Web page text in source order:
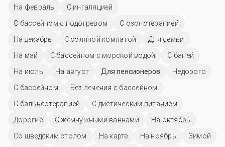
На февраль
С ингаляцией
С бассейном с подогревом
С озонотерапией
На декабрь
С соляной комнатой
Для семьи
На май
С бассейном с морской водой
С баней
На июль
На август Для пенсионеров
Недорого
C бассейном
Без лечения с бассейном
С бальнеотерапией
С диетическим питанием
Дорогие
С жемчужными ваннами
На октябрь
Со шведским столом
На карте На ноябрь
Зимой